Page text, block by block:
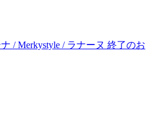
ナ / Merkystyle / ラナーヌ 終了のお